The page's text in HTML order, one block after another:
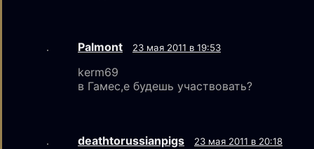
Palmont 23 мая 2011 в 19:53
kerm69
в Гамес,е будешь участвовать?
deathtorussianpigs 23 мая 2011 в 20:18